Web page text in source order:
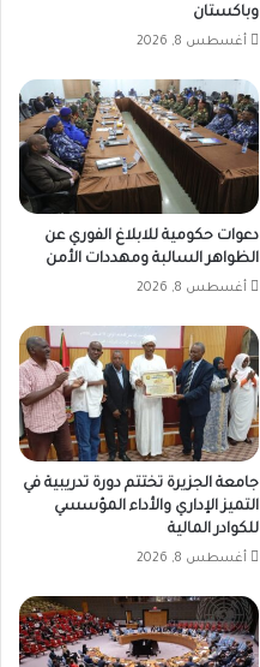
وباكستان
أغسطس 8, 2026
دعوات حكومية للابلاغ الفوري عن
الظواهر السالبة ومهددات الأمن
أغسطس 8, 2026
جامعة الجزيرة تختتم دورة تدريبية في
التميز الإداري والأداء المؤسسي
للكوادر المالية
أغسطس 8, 2026